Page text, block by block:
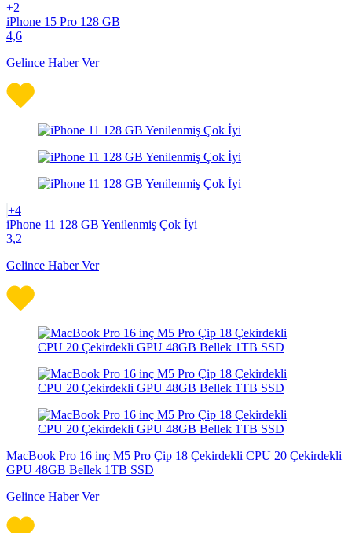
+2
iPhone 15 Pro 128 GB
4,6
Gelince Haber Ver
+4
iPhone 11 128 GB Yenilenmiş Çok İyi
3,2
Gelince Haber Ver
MacBook Pro 16 inç M5 Pro Çip 18 Çekirdekli CPU 20 Çekirdekli
GPU 48GB Bellek 1TB SSD
Gelince Haber Ver